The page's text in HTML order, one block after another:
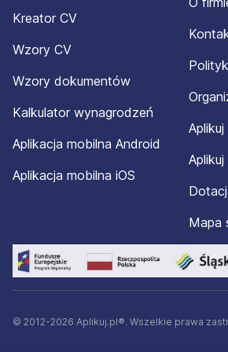
rodo@silverhand.eu; tradycyjną
zatrudnienia Silverhand lub zadzwonię
SILVERHAND Dominik Matczak –
satysfakcjonujące zatrudnienie za
Kreator CV
Wzory CV
Wzory dokumentów
Kalkulator wynagrodzeń
Aplikacja mobilna Android
Aplikacja mobilna iOS
Mapa
© 2012-2026 Aplikuj.pl®. Wszelkie prawa